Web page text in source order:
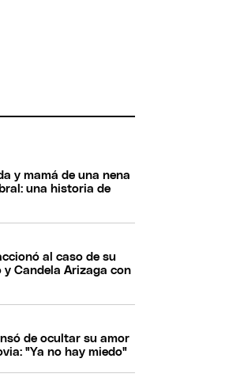
y mamá de una nena
una historia de
al caso de su
y Candela Arizaga con
de ocultar su amor
"Ya no hay miedo"